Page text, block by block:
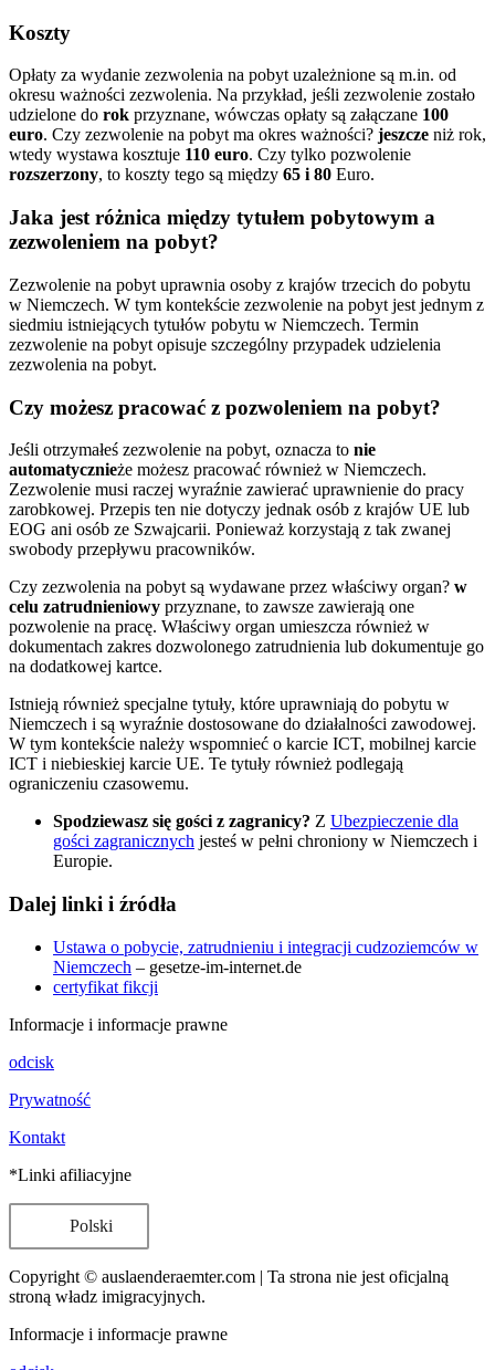
Koszty
Opłaty za wydanie zezwolenia na pobyt uzależnione są m.in. od
okresu ważności zezwolenia. Na przykład, jeśli zezwolenie zostało
udzielone do rok przyznane, wówczas opłaty są załączane 100
euro. Czy zezwolenie na pobyt ma okres ważności? jeszcze niż rok,
wtedy wystawa kosztuje 110 euro. Czy tylko pozwolenie
rozszerzony, to koszty tego są między 65 i 80 Euro.
Jaka jest różnica między tytułem pobytowym a
zezwoleniem na pobyt?
Zezwolenie na pobyt uprawnia osoby z krajów trzecich do pobytu
w Niemczech. W tym kontekście zezwolenie na pobyt jest jednym z
siedmiu istniejących tytułów pobytu w Niemczech. Termin
zezwolenie na pobyt opisuje szczególny przypadek udzielenia
zezwolenia na pobyt.
Czy możesz pracować z pozwoleniem na pobyt?
Jeśli otrzymałeś zezwolenie na pobyt, oznacza to nie
automatycznieże możesz pracować również w Niemczech.
Zezwolenie musi raczej wyraźnie zawierać uprawnienie do pracy
zarobkowej. Przepis ten nie dotyczy jednak osób z krajów UE lub
EOG ani osób ze Szwajcarii. Ponieważ korzystają z tak zwanej
swobody przepływu pracowników.
Czy zezwolenia na pobyt są wydawane przez właściwy organ? w
celu zatrudnieniowy przyznane, to zawsze zawierają one
pozwolenie na pracę. Właściwy organ umieszcza również w
dokumentach zakres dozwolonego zatrudnienia lub dokumentuje go
na dodatkowej kartce.
Istnieją również specjalne tytuły, które uprawniają do pobytu w
Niemczech i są wyraźnie dostosowane do działalności zawodowej.
W tym kontekście należy wspomnieć o karcie ICT, mobilnej karcie
ICT i niebieskiej karcie UE. Te tytuły również podlegają
ograniczeniu czasowemu.
Spodziewasz się gości z zagranicy? Z Ubezpieczenie dla
gości zagranicznych jesteś w pełni chroniony w Niemczech i
Europie.
Dalej linki i źródła
Ustawa o pobycie, zatrudnieniu i integracji cudzoziemców w
Niemczech – gesetze-im-internet.de
certyfikat fikcji
Informacje i informacje prawne
odcisk
Prywatność
Kontakt
*Linki afiliacyjne
Polski
Copyright © auslaenderaemter.com | Ta strona nie jest oficjalną
stroną władz imigracyjnych.
Informacje i informacje prawne